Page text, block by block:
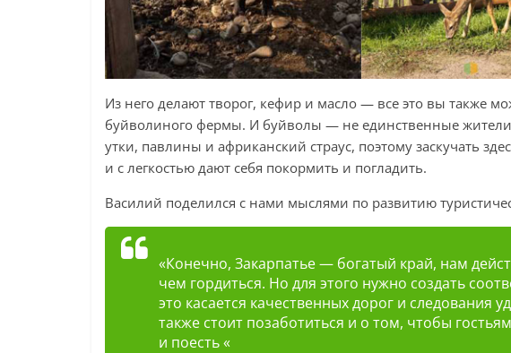
Из него делают творог, кефир и масло — все это вы также
буйволиного фермы. И буйволы — не единственные жители
утки, павлины и африканский страус, поэтому заскучать
и с легкостью дают себя покормить и погладить.
Василий поделился с нами мыслями по развитию
«Конечно, Закарпатье — богатый край, нам
чем гордиться. Но для этого нужно создать
это касается качественных дорог и следования
также стоит позаботиться и о том, чтобы
и поесть «